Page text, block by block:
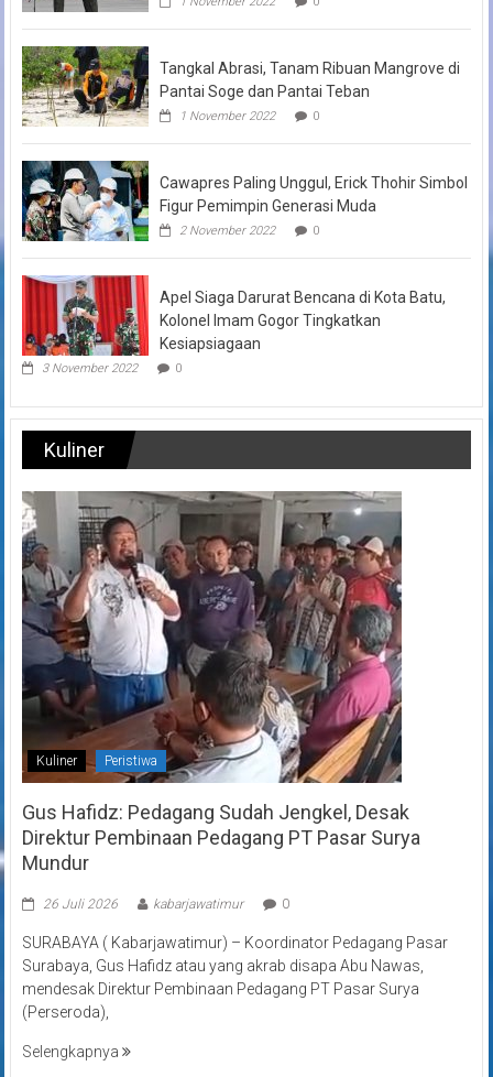
Tangkal Abrasi, Tanam Ribuan Mangrove di
Pantai Soge dan Pantai Teban
1 November 2022 0
Cawapres Paling Unggul, Erick Thohir Simbol
Figur Pemimpin Generasi Muda
2 November 2022 0
Apel Siaga Darurat Bencana di Kota Batu,
Kolonel Imam Gogor Tingkatkan
Kesiapsiagaan
3 November 2022 0
Kuliner
Kuliner Peristiwa
Gus Hafidz: Pedagang Sudah Jengkel, Desak
Direktur Pembinaan Pedagang PT Pasar Surya
Mundur
26 Juli 2026 kabarjawatimur 0
SURABAYA ( Kabarjawatimur) – Koordinator Pedagang Pasar
Surabaya, Gus Hafidz atau yang akrab disapa Abu Nawas,
mendesak Direktur Pembinaan Pedagang PT Pasar Surya
(Perseroda),
Selengkapnya